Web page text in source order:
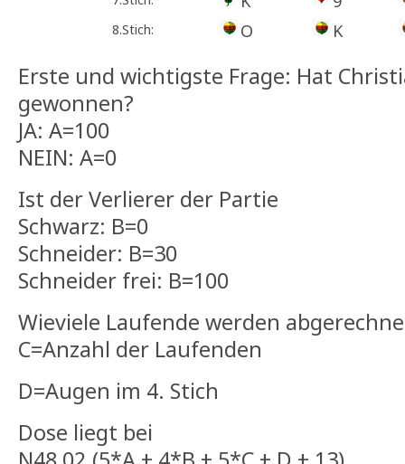
8.Stich: O K
Erste und wichtigste Frage: Hat
gewonnen?
JA: A=100
NEIN: A=0
Ist der Verlierer der Partie
Schwarz: B=0
Schneider: B=30
Schneider frei: B=100
Wieviele Laufende werden
C=Anzahl der Laufenden
D=Augen im 4. Stich
Dose liegt bei